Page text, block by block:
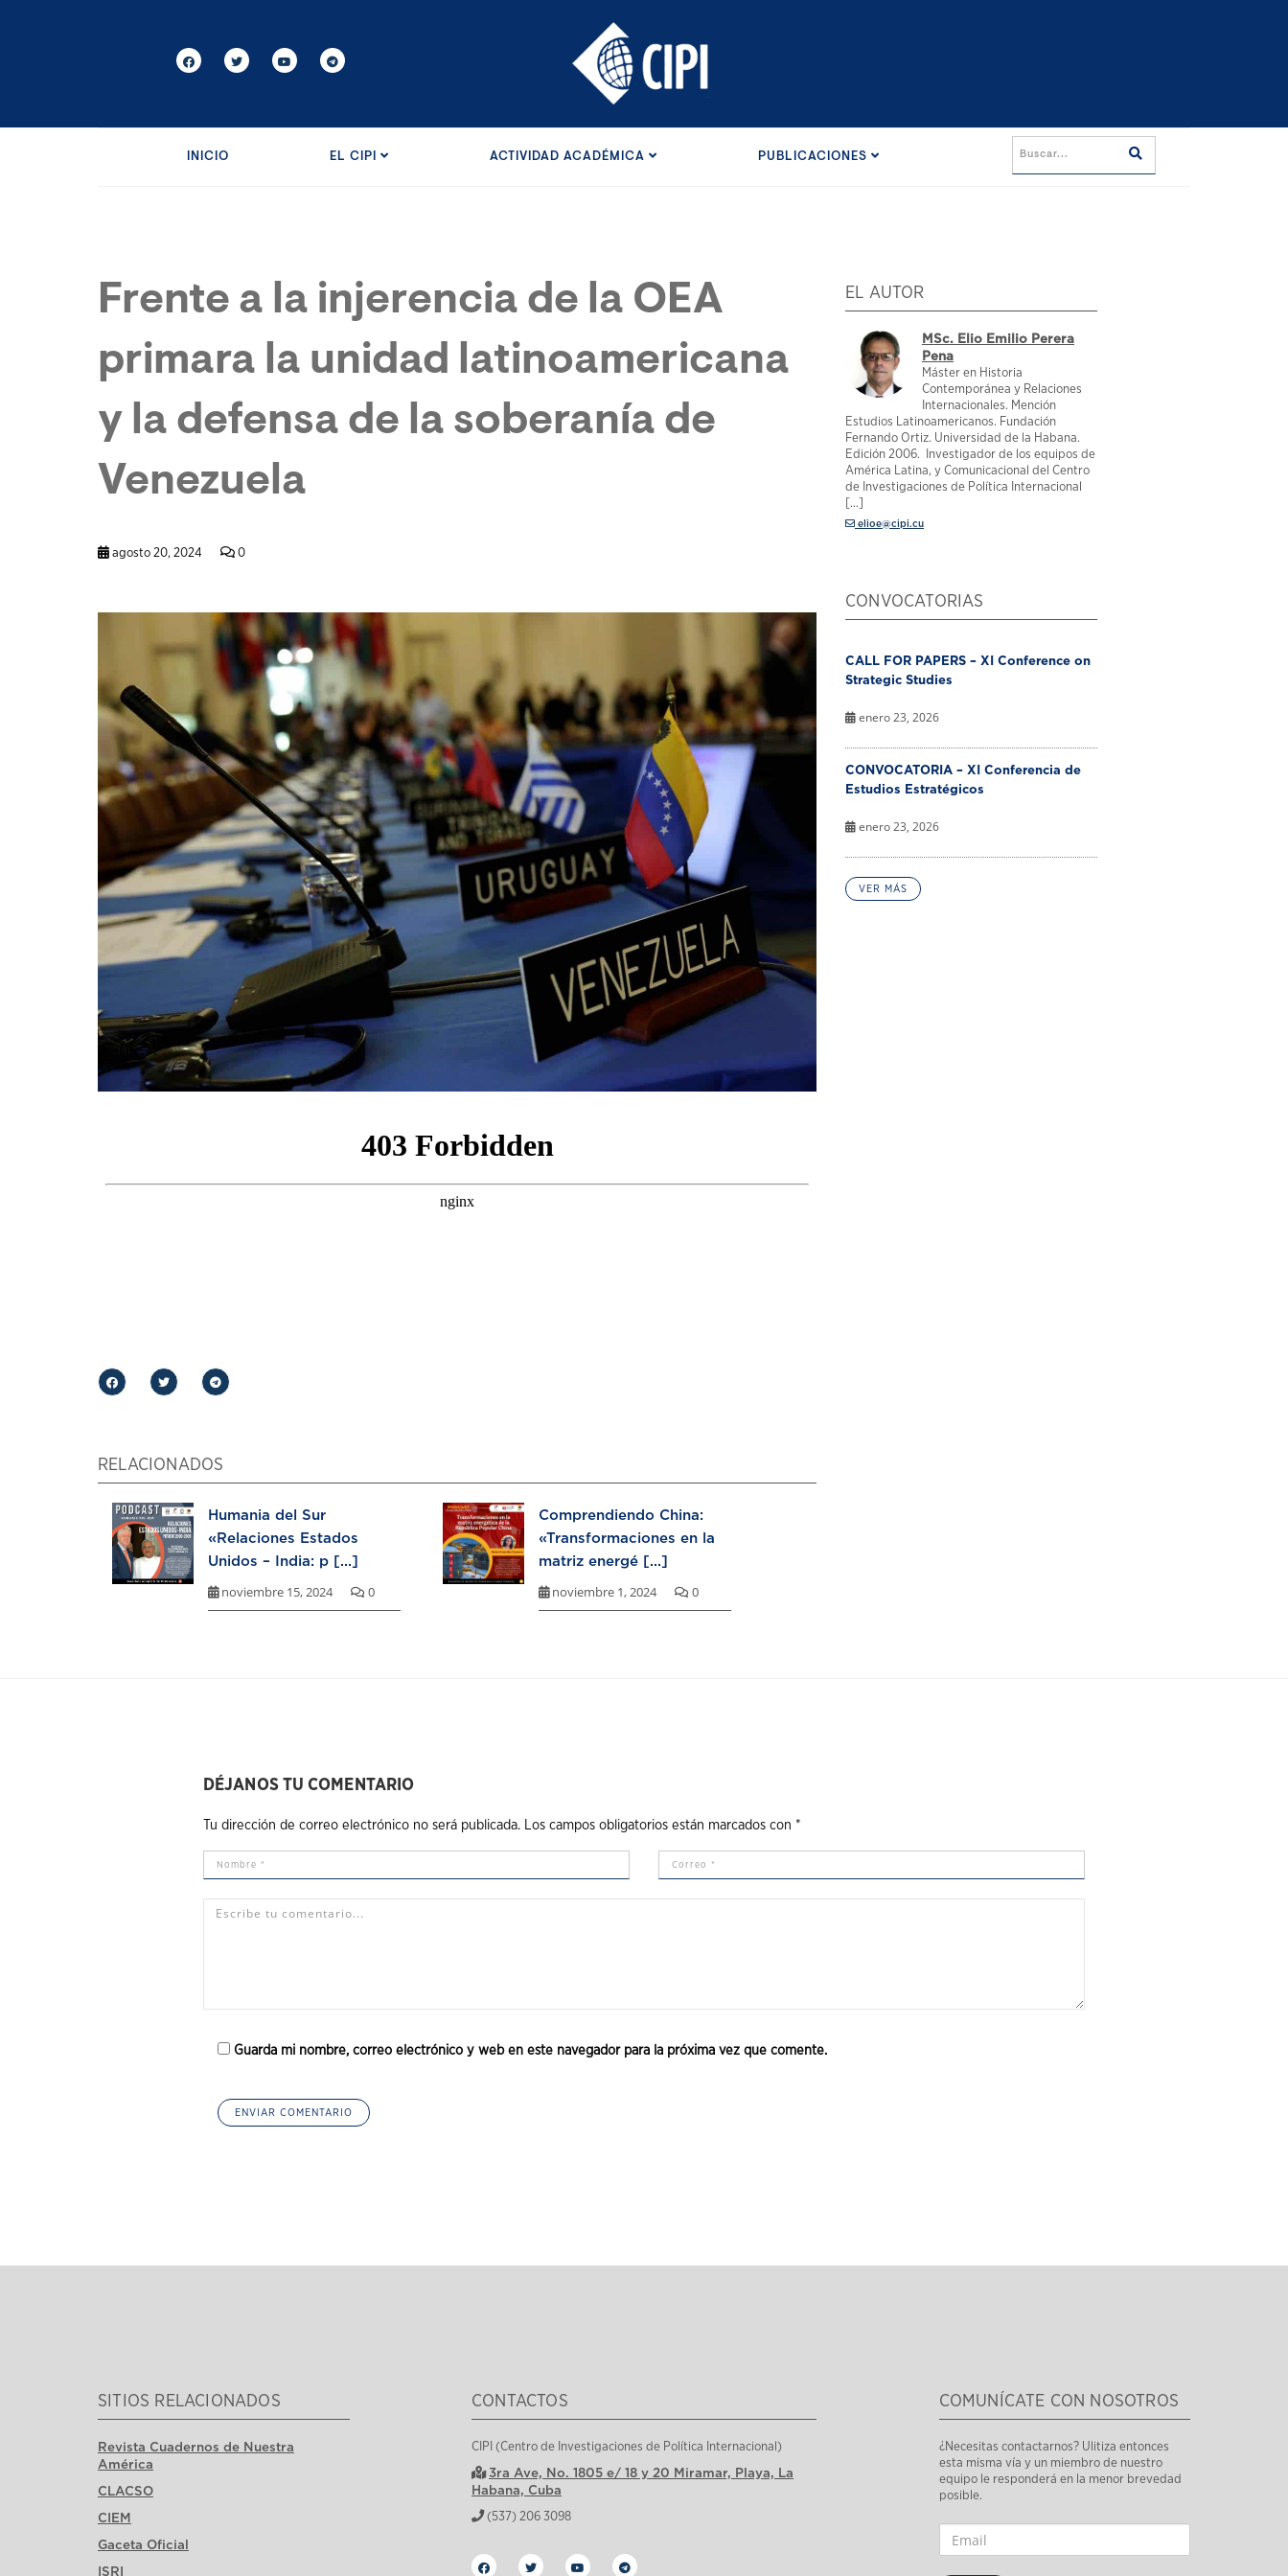
INICIO EL CIPI ACTIVIDAD ACADÉMICA PUBLICACIONES
Frente a la injerencia de la OEA
primara la unidad latinoamericana
y la defensa de la soberanía de
Venezuela
agosto 20, 2024 0
RELACIONADOS
Humania del Sur
«Relaciones Estados
Unidos – India: p [...]
noviembre 15, 2024 0
Comprendiendo China:
«Transformaciones en la
matriz energé [...]
noviembre 1, 2024 0
EL AUTOR
MSc. Elio Emilio Perera
Pena
Máster en Historia
Contemporánea y Relaciones
Internacionales. Mención
Estudios Latinoamericanos. Fundación
Fernando Ortiz. Universidad de la Habana.
Edición 2006. Investigador de los equipos de
América Latina, y Comunicacional del Centro
de Investigaciones de Política Internacional
[...]
elioe@cipi.cu
CONVOCATORIAS
CALL FOR PAPERS – XI Conference on
Strategic Studies
enero 23, 2026
CONVOCATORIA – XI Conferencia de
Estudios Estratégicos
enero 23, 2026
VER MÁS
DÉJANOS TU COMENTARIO
Tu dirección de correo electrónico no será publicada. Los campos obligatorios están marcados con *
Guarda mi nombre, correo electrónico y web en este navegador para la próxima vez que comente.
SITIOS RELACIONADOS
Revista Cuadernos de Nuestra
América
CLACSO
CIEM
Gaceta Oficial
ISRI
CONTACTOS
CIPI (Centro de Investigaciones de Política Internacional)
3ra Ave, No. 1805 e/ 18 y 20 Miramar, Playa, La
Habana, Cuba
(537) 206 3098
COMUNÍCATE CON NOSOTROS
¿Necesitas contactarnos? Ulitiza entonces
esta misma vía y un miembro de nuestro
equipo le responderá en la menor brevedad
posible.